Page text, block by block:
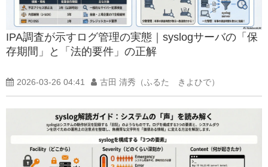
IPA調査が示すログ管理の実態｜syslogサーバの「保
存期間」と「法的要件」の正解
2026-03-26 04:41 古田 清秀（ふるた きよひで）